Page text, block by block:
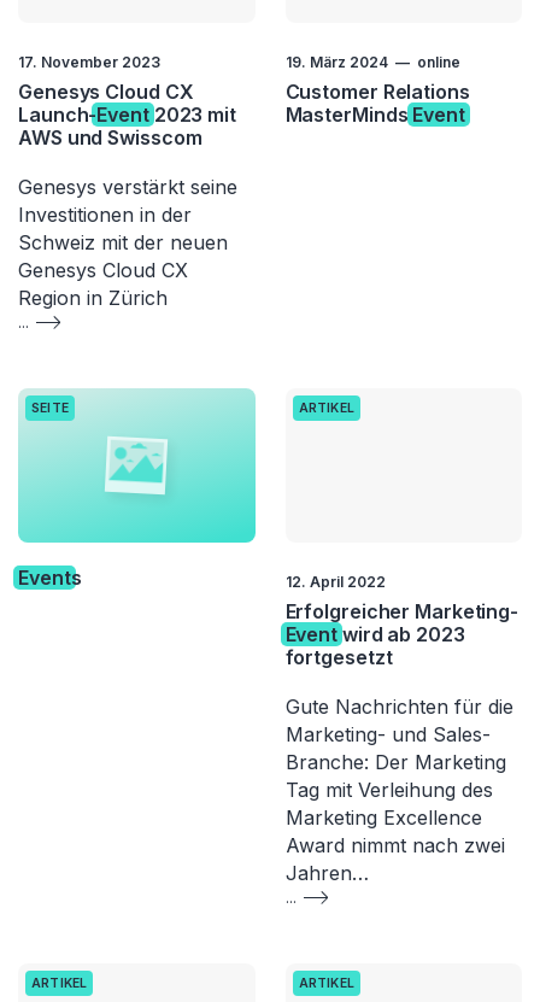
17. November 2023
Genesys Cloud CX
Launch-Event2023 mit
AWS und Swisscom
Genesys verstärkt seine
Investitionen in der
Schweiz mit der neuen
Genesys Cloud CX
Region in Zürich
...
19. März 2024 online
Customer Relations
MasterMinds Event
SEITE
Events
ARTIKEL
12. April 2022
Erfolgreicher Marketing-
Eventwird ab 2023
fortgesetzt
Gute Nachrichten für die
Marketing- und Sales-
Branche: Der Marketing
Tag mit Verleihung des
Marketing Excellence
Award nimmt nach zwei
Jahren…
...
ARTIKEL ARTIKEL